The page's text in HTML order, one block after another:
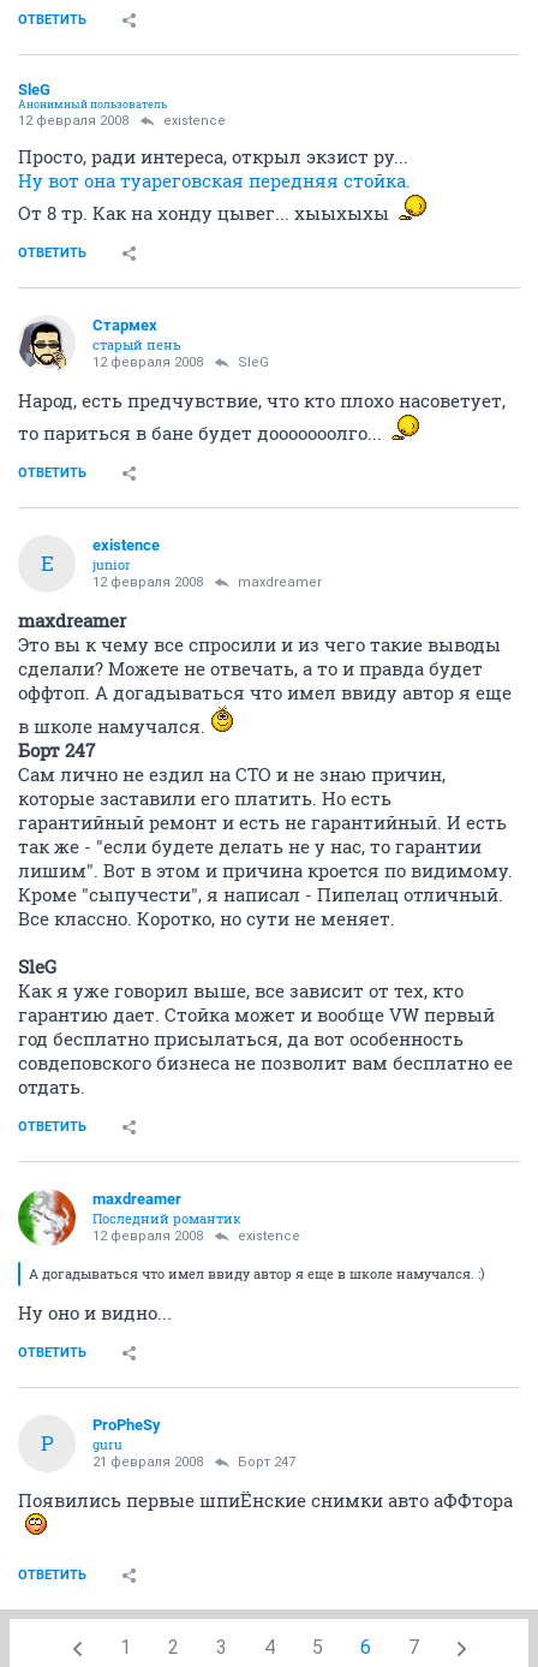
ОТВЕТИТЬ
SlеG
Анонимный пользователь
12 февраля 2008 existence
Просто, ради интереса, открыл экзист ру...
Ну вот она туареговская передняя стойка.
От 8 тр. Как на хонду цывег... хыыхыхы
ОТВЕТИТЬ
Стармех
старый пень
12 февраля 2008 SlеG
Народ, есть предчувствие, что кто плохо насоветует,
то париться в бане будет дооооооолго...
ОТВЕТИТЬ
E
existence
junior
12 февраля 2008 maxdreamer
maxdreamer
Это вы к чему все спросили и из чего такие выводы
сделали? Можете не отвечать, а то и правда будет
оффтоп. А догадываться что имел ввиду автор я еще
в школе намучался.
Борт 247
Сам лично не ездил на СТО и не знаю причин,
которые заставили его платить. Но есть
гарантийный ремонт и есть не гарантийный. И есть
так же - "если будете делать не у нас, то гарантии
лишим". Вот в этом и причина кроется по видимому.
Кроме "сыпучести", я написал - Пипелац отличный.
Все классно. Коротко, но сути не меняет.
SlеG
Как я уже говорил выше, все зависит от тех, кто
гарантию дает. Стойка может и вообще VW первый
год бесплатно присылаться, да вот особенность
совдеповского бизнеса не позволит вам бесплатно ее
отдать.
ОТВЕТИТЬ
maxdreamer
Последний романтик
12 февраля 2008 existence
А догадываться что имел ввиду автор я еще в школе намучался. :)
Ну оно и видно...
ОТВЕТИТЬ
P
ProPheSy
guru
21 февраля 2008 Борт 247
Появились первые шпиЁнские снимки авто аФФтора
ОТВЕТИТЬ
1 2 3 4 5 6 7